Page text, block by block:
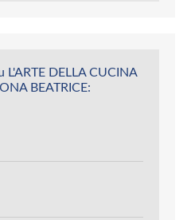
DELLA CUCINA
BEATRICE: